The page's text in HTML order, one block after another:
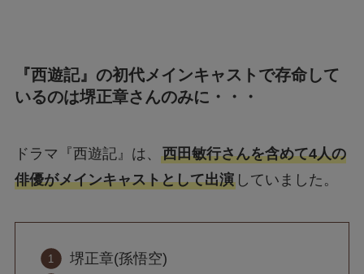
『西遊記』の初代メインキャストで存命して
いるのは堺正章さんのみに・・・
ドラマ『西遊記』は、 西田敏行さんを含めて4人の
俳優がメインキャストとして出演していました。
堺正章(孫悟空)